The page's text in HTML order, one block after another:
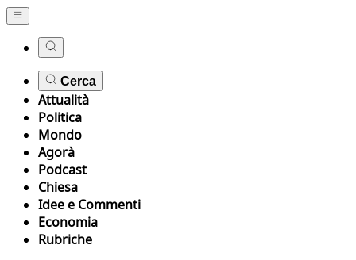
Cerca
Attualità
Politica
Mondo
Agorà
Podcast
Chiesa
Idee e Commenti
Economia
Rubriche